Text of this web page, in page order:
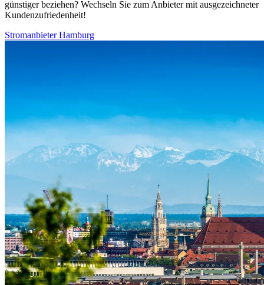
günstiger beziehen? Wechseln Sie zum Anbieter mit ausgezeichneter
Kundenzufriedenheit!
Stromanbieter Hamburg